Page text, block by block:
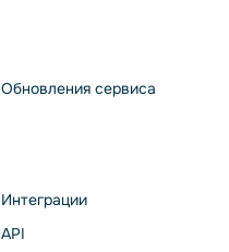
Обновления сервиса
Интеграции
API